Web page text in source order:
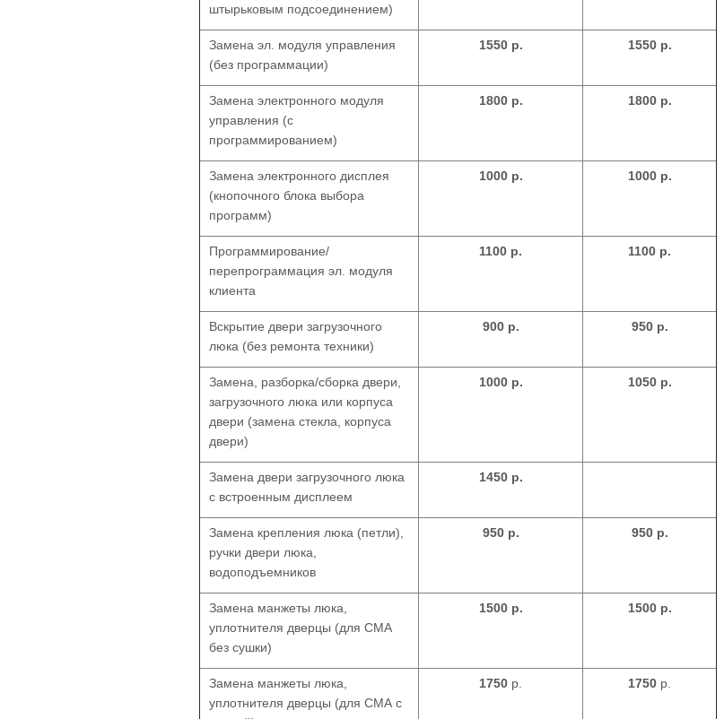
штырьковым подсоединением)
Замена эл. модуля управления
(без программации)
1550 р. 1550 р.
Замена электронного модуля
управления (с
программированием)
1800 р. 1800 р.
Замена электронного дисплея
(кнопочного блока выбора
программ)
1000 р. 1000 р.
Программирование/
перепрограммация эл. модуля
клиента
1100 р. 1100 р.
Вскрытие двери загрузочного
люка (без ремонта техники)
900 р. 950 р.
Замена, разборка/сборка двери,
загрузочного люка или корпуса
двери (замена стекла, корпуса
двери)
1000 р. 1050 р.
Замена двери загрузочного люка
с встроенным дисплеем
1450 р.
Замена крепления люка (петли),
ручки двери люка,
водоподъемников
950 р. 950р.
Замена манжеты люка,
уплотнителя дверцы (для СМА
без сушки)
1500р. 1500р.
Замена манжеты люка,
уплотнителя дверцы (для СМА с
1750 р. 1750 р.